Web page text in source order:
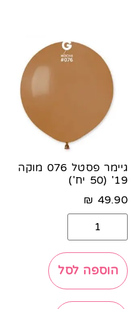
גיימר פסטל 076 מוקה
19' (50 יח')
49.90
₪
הוספה לסל